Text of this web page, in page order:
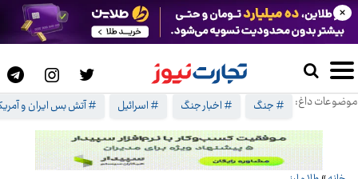
موضوعات داغ: # جنگ # اخبار جنگ # اسرائیل # آتش بس ایران و
×